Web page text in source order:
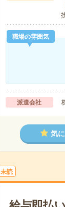
職場の雰囲気
派遣会社
気
未読